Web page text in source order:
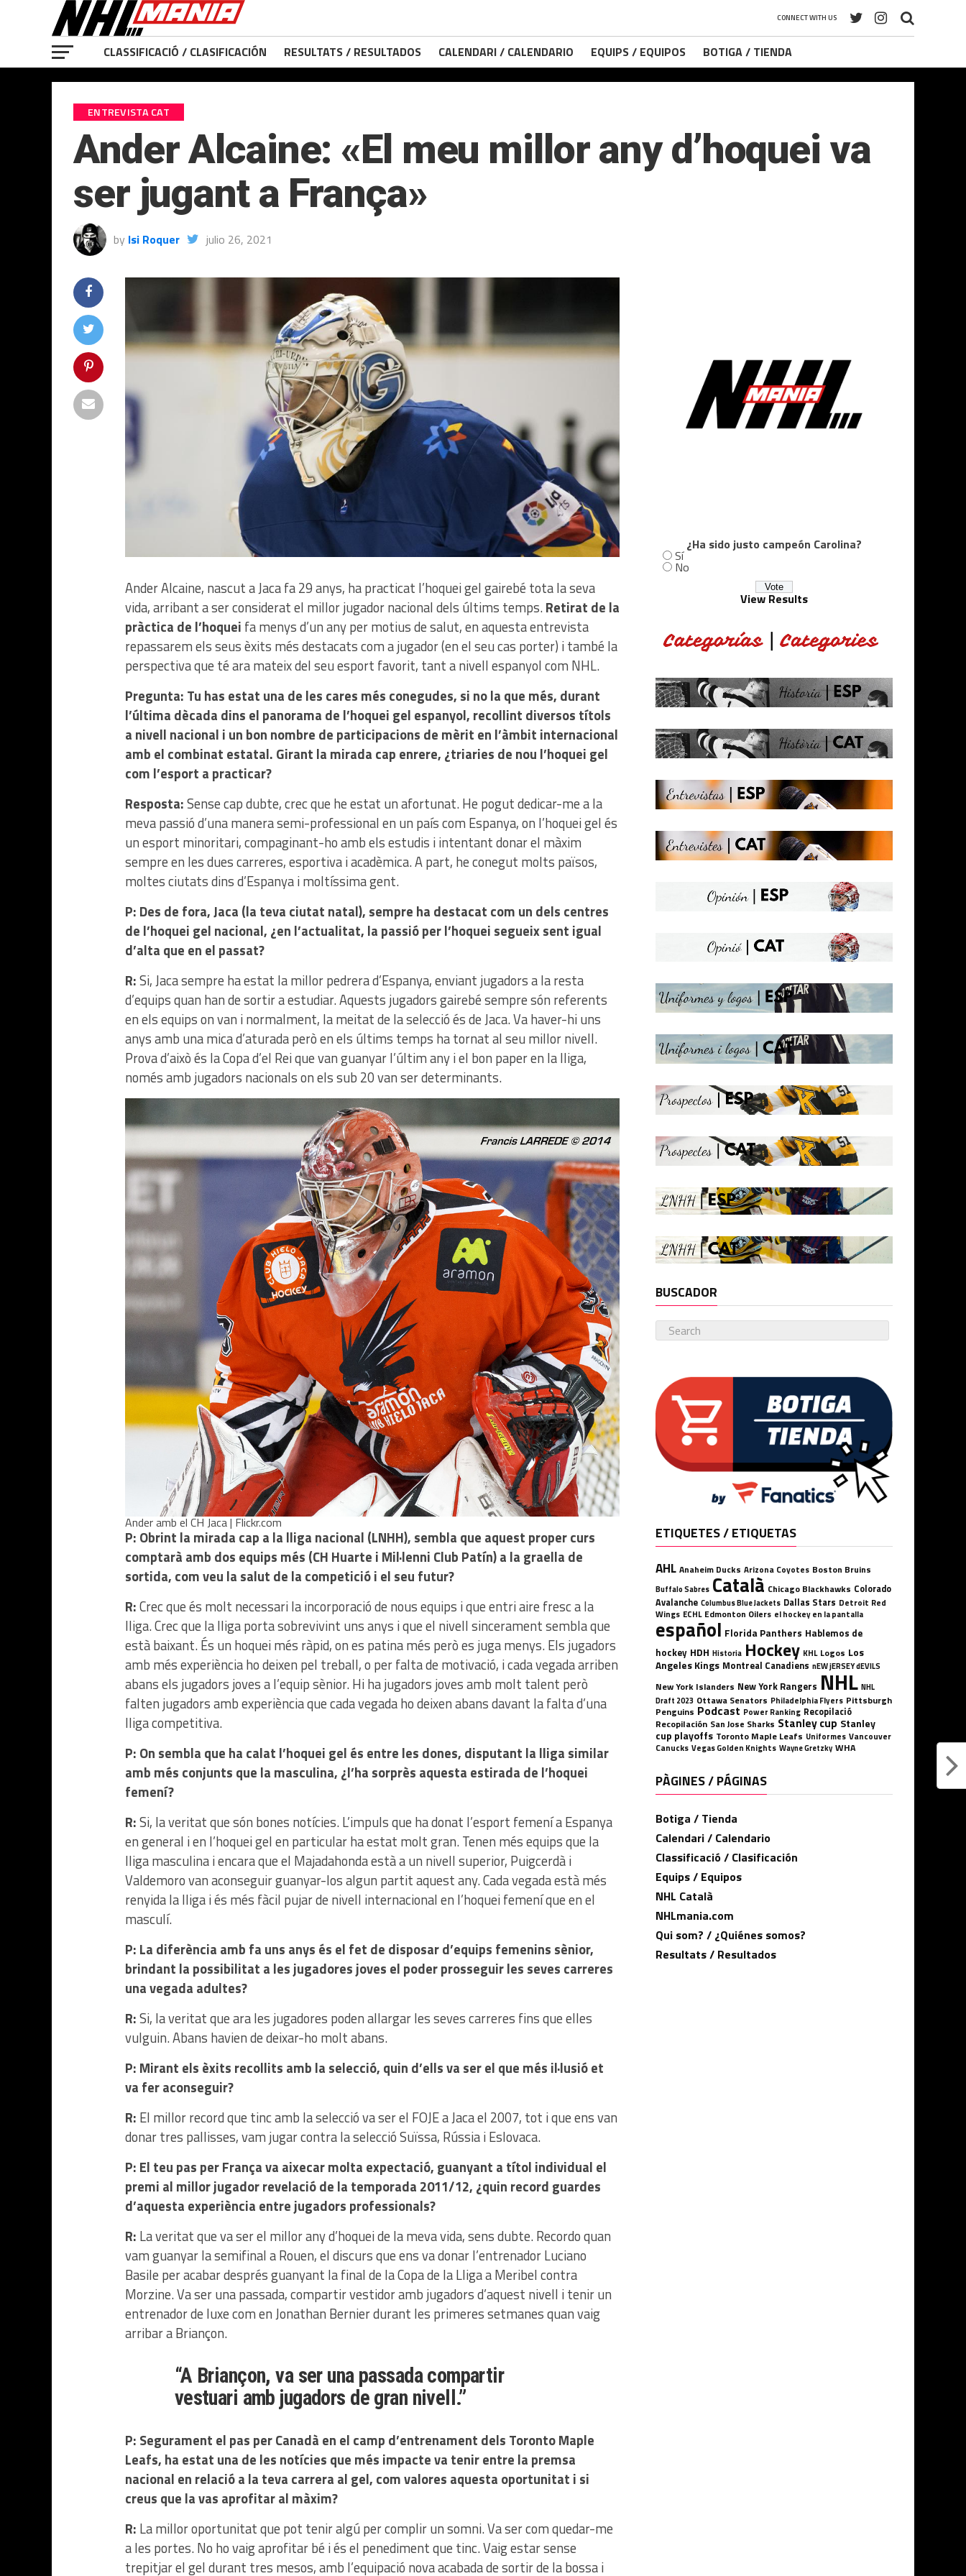
CONNECT WITH US
CLASSIFICACIÓ / CLASIFICACIÓN RESULTATS / RESULTADOS CALENDARI / CALENDARIO EQUIPS / EQUIPOS BOTIGA / TIENDA
ENTREVISTA CAT
Ander Alcaine: «El meu millor any d’hoquei va
ser jugant a França»
by Isi Roquer julio 26, 2021
Ander Alcaine, nascut a Jaca fa 29 anys, ha practicat l’hoquei gel gairebé tota la seva
vida, arribant a ser considerat el millor jugador nacional dels últims temps.Retirat de la
pràctica de l’hoquei fa menys d’un any per motius de salut, en aquesta entrevista
repassarem els seus èxits més destacats com a jugador (en el seu cas porter) i també la
perspectiva que té ara mateix del seu esport favorit, tant a nivell espanyol com NHL.
Pregunta: Tu has estat una de les cares més conegudes, si no la que més, durant
l’última dècada dins el panorama de l’hoquei gel espanyol, recollint diversos títols
a nivell nacional i un bon nombre de participacions de mèrit en l’àmbit internacional
amb el combinat estatal. Girant la mirada cap enrere, ¿triaries de nou l’hoquei gel
com l’esport a practicar?
Resposta:Sense cap dubte, crec que he estat un afortunat. He pogut dedicar-me a la
meva passió d’una manera semi-professional en un país com Espanya, on l’hoquei gel és
un esport minoritari, compaginant-ho amb els estudis i intentant donar el màxim
sempre en les dues carreres, esportiva i acadèmica. A part, he conegut molts països,
moltes ciutats dins d’Espanya i moltíssima gent.
P: Des de fora, Jaca (la teva ciutat natal), sempre ha destacat com un dels centres
de l’hoquei gel nacional, ¿en l’actualitat, la passió per l’hoquei segueix sent igual
d’alta que en el passat?
R:Si, Jaca sempre ha estat la millor pedrera d’Espanya, enviant jugadors a la resta
d’equips quan han de sortir a estudiar. Aquests jugadors gairebé sempre són referents
en els equips on van i normalment, la meitat de la selecció és de Jaca. Va haver-hi uns
anys amb una mica d’aturada però en els últims temps ha tornat al seu millor nivell.
Prova d’això és la Copa d’el Rei que van guanyar l’últim any i el bon paper en la lliga,
només amb jugadors nacionals on els sub 20 van ser determinants.
Ander amb el CH Jaca | Flickr.com
P: Obrint la mirada cap a la lliga nacional (LNHH), sembla que aquest proper curs
comptarà amb dos equips més (CH Huarte i Mil·lenni Club Patín) a la graella de
sortida, com veu la salut de la competició i el seu futur?
R:Crec que és molt necessari la incorporació de nous equips i que entri aire fresc a la
lliga. Crec que la lliga porta sobrevivint uns anys i que el nivell sincerament sembla que
està baixant. És un hoquei més ràpid, on es patina més però es juga menys. Els jugadors
amb més experiència ho deixen pel treball, o per falta de motivació, i cada vegada arriben
abans els jugadors joves a l’equip sènior. Hi ha jugadors joves amb molt talent però
falten jugadors amb experiència que cada vegada ho deixen abans davant la falta d’una
lliga competitiva.
P: On sembla que ha calat l’hoquei gel és entre les dones, disputant la lliga similar
amb més conjunts que la masculina, ¿l’ha sorprès aquesta estirada de l’hoquei
femení?
R:Si, la veritat que són bones notícies. L’impuls que ha donat l’esport femení a Espanya
en general i en l’hoquei gel en particular ha estat molt gran. Tenen més equips que la
lliga masculina i encara que el Majadahonda està a un nivell superior, Puigcerdà i
Valdemoro van aconseguir guanyar-los algun partit aquest any. Cada vegada està més
renyida la lliga i és més fàcil pujar de nivell internacional en l’hoquei femení que en el
masculí.
P: La diferència amb fa uns anys és el fet de disposar d’equips femenins sènior,
brindant la possibilitat a les jugadores joves el poder prosseguir les seves carreres
una vegada adultes?
R:Si, la veritat que ara les jugadores poden allargar les seves carreres fins que elles
vulguin. Abans havien de deixar-ho molt abans.
P: Mirant els èxits recollits amb la selecció, quin d’ells va ser el que més il·lusió et
va fer aconseguir?
R: El millor record que tinc amb la selecció va ser el FOJE a Jaca el 2007, tot i que ens van
donar tres pallisses, vam jugar contra la selecció Suïssa, Rússia i Eslovaca.
P: El teu pas per França va aixecar molta expectació, guanyant a títol individual el
premi al millor jugador revelació de la temporada 2011/12, ¿quin record guardes
d’aquesta experiència entre jugadors professionals?
R: La veritat que va ser el millor any d’hoquei de la meva vida, sens dubte. Recordo quan
vam guanyar la semifinal a Rouen, el discurs que ens va donar l’entrenador Luciano
Basile per acabar després guanyant la final de la Copa de la Lliga a Meribel contra
Morzine. Va ser una passada, compartir vestidor amb jugadors d’aquest nivell i tenir un
entrenador de luxe com en Jonathan Bernier durant les primeres setmanes quan vaig
arribar a Briançon.
“A Briançon, va ser una passada compartir
vestuari amb jugadors de gran nivell.”
P: Segurament el pas per Canadà en el camp d’entrenament dels Toronto Maple
Leafs, ha estat una de les notícies que més impacte va tenir entre la premsa
nacional en relació a la teva carrera al gel, com valores aquesta oportunitat i si
creus que la vas aprofitar al màxim?
R: La millor oportunitat que pot tenir algú per complir un somni. Va ser com quedar-me
a les portes. No ho vaig aprofitar bé i és el penediment que tinc. Vaig estar sense
trepitjar el gel durant tres mesos, amb l’equipació nova acabada de sortir de la bossa i
¿Ha sido justo campeón Carolina?
Sí
No
View Results
BUSCADOR
ETIQUETES / ETIQUETAS
AHL Anaheim Ducks Arizona Coyotes Boston Bruins
Buffalo Sabres Català Chicago Blackhawks Colorado
Avalanche Columbus Blue Jackets Dallas Stars Detroit Red
Wings ECHL Edmonton Oilers el hockey en la pantalla
español Florida Panthers Hablemos de
hockey HDH Historia Hockey KHL Logos Los
Angeles Kings Montreal Canadiens nEW jERSEY dEVILS
New York Islanders New York Rangers NHL NHL
Draft 2023 Ottawa Senators Philadelphia Flyers Pittsburgh
Penguins Podcast Power Ranking Recopilació
Recopilación San Jose Sharks Stanley cup Stanley
cup playoffs Toronto Maple Leafs Uniformes Vancouver
Canucks Vegas Golden Knights Wayne Gretzky WHA
PÀGINES / PÁGINAS
Botiga / Tienda
Calendari / Calendario
Classificació / Clasificación
Equips / Equipos
NHL Català
NHLmania.com
Qui som? / ¿Quiénes somos?
Resultats / Resultados